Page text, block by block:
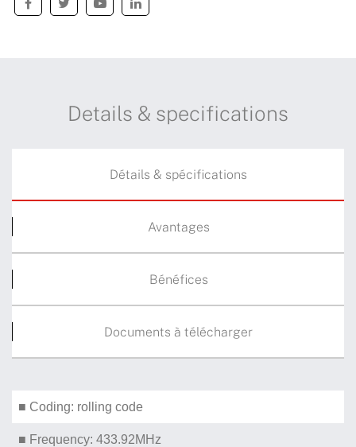
Details & specifications
Détails & spécifications
Avantages
Bénéfices
Documents à télécharger
■ Coding: rolling code
■ Frequency: 433.92MHz